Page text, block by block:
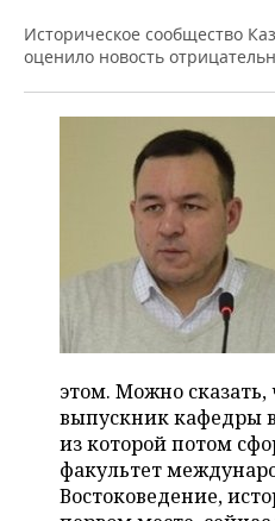
Историческое сообщество
оценило новость
этом. Можно
выпускник кафедры
из которой потом
факультет
Востоковедение,